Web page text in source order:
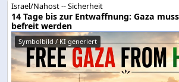
Israel/Nahost -- Sicherheit
14 Tage bis zur Entwaffnung: Gaza
befreit werden
Symbolbild / KI generiert